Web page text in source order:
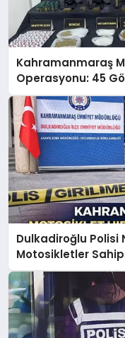
NURHAK
Kahramanmaraş
Operasyonu: 45
Dulkadiroğlu Polisi
Motosikletler